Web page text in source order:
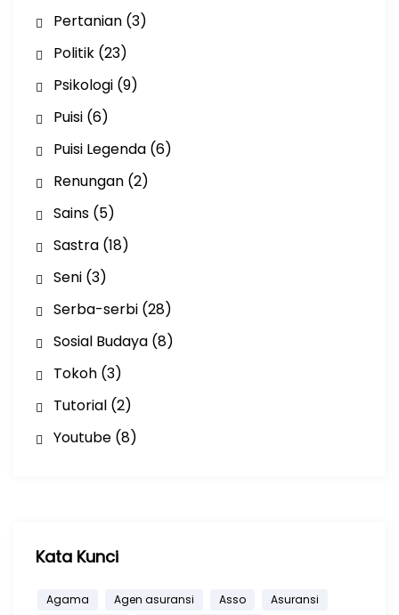
Pertanian(3)
Politik(23)
Psikologi(9)
Puisi(6)
Puisi Legenda(6)
Renungan(2)
Sains(5)
Sastra(18)
Seni(3)
Serba-serbi(28)
Sosial Budaya(8)
Tokoh(3)
Tutorial(2)
Youtube(8)
Kata Kunci
Agama Agen asuransi Asso
Asuransi